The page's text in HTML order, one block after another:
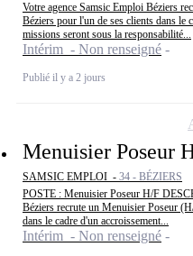
Votre agence Samsic Emploi Béziers
Béziers pour l'un de ses clients dans le
missions seront sous la responsabilité...
Intérim - Non renseigné
Publié il y a 2 jours
Menuisier Poseur
SAMSIC EMPLOI - 34 - BÉZIERS
POSTE : Menuisier Poseur H/F
Béziers recrute un Menuisier Poseur
dans le cadre d'un accroissement...
Intérim - Non renseigné